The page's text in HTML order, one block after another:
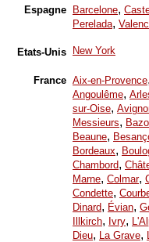
Espagne Barcelone,
Perelada,
Etats-Unis New York
France Aix-en-Provence
Angoulême,
sur-Oise,
Messieurs,
Beaune,
Bordeaux,
Chambord,
Marne, Colmar,
Condette,
Dinard, Évian,
Illkirch, Ivry,
Dieu, La Grave,